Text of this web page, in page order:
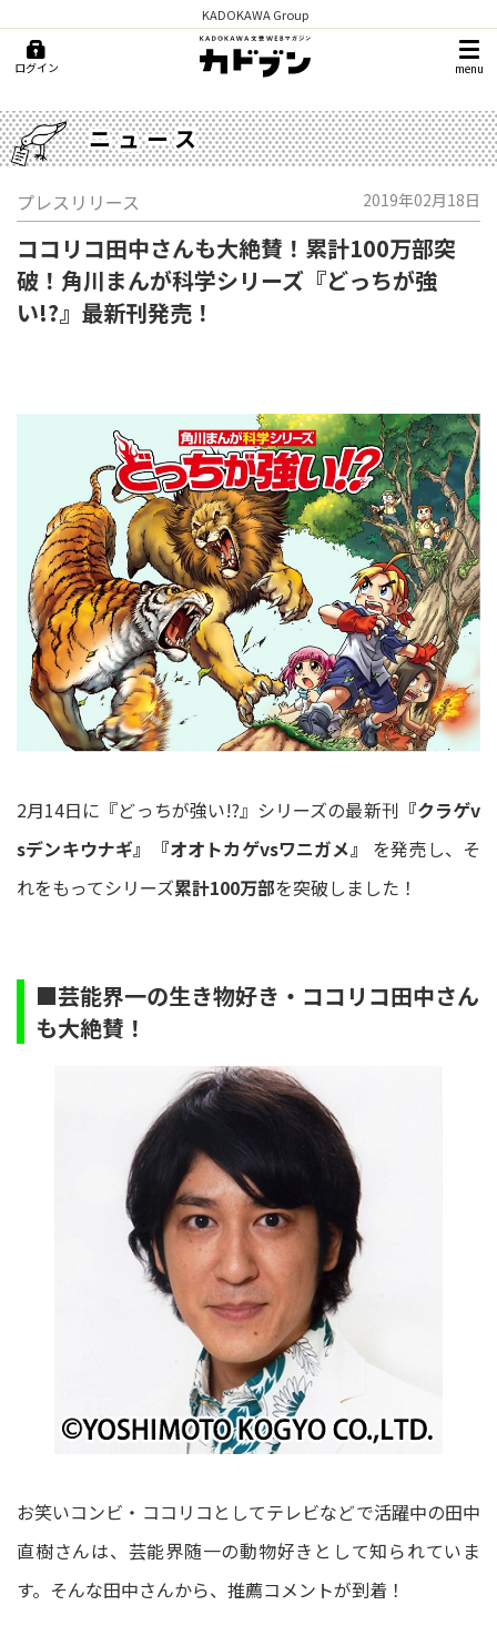
KADOKAWA Group
ログイン menu
ニュース
プレスリリース 2019年02月18日
ココリコ田中さんも大絶賛！累計100万部突
破！角川まんが科学シリーズ『どっちが強
い!?』最新刊発売！
2月14日に『どっちが強い!?』シリーズの最新刊 『クラゲv
sデンキウナギ』『オオトカゲvsワニガメ』 を発売し、そ
れをもってシリーズ累計100万部を突破しました！
■芸能界一の生き物好き・ココリコ田中さん
も大絶賛！
お笑いコンビ・ココリコとしてテレビなどで活躍中の田中
直樹さんは、芸能界随一の動物好きとして知られていま
す。そんな田中さんから、推薦コメントが到着！